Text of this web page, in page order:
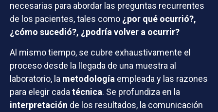
necesarias para abordar las preguntas recurrentes
de los pacientes, tales como ¿por qué ocurrió?,
¿cómo sucedió?, ¿podría volver a ocurrir?
Al mismo tiempo, se cubre exhaustivamente el
proceso desde la llegada de una muestra al
laboratorio, la metodología empleada y las razones
para elegir cada técnica. Se profundiza en la
interpretación de los resultados, la comunicación